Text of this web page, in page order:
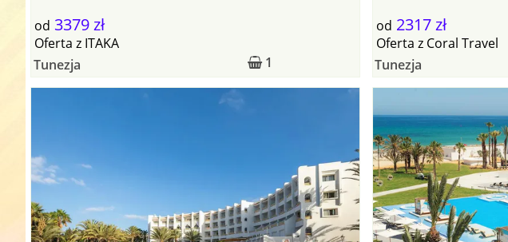
od 3379 zł
1
Oferta z ITAKA
Tunezja
od 2317 zł
Oferta z Coral Travel
Tunezja